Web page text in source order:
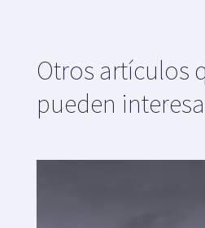
Otros artículos
pueden